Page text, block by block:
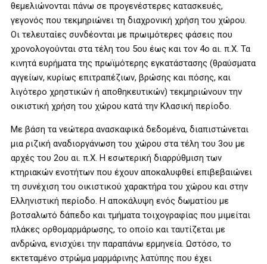
θεμελιώνονται πάνω σε προγενέστερες κατασκευές,
γεγονός που τεκμηριώνει τη διαχρονική χρήση του χώρου.
Οι τελευταίες συνδέονται με πρωιμότερες φάσεις που
χρονολογούνται στα τέλη του 5ου έως και τον 4ο αι. π.Χ. Τα
κινητά ευρήματα της πρωϊμότερης εγκατάστασης (θραύσματα
αγγείων, κυρίως επιτραπέζιων, βρώσης και πόσης, και
λιγότερο χρηστικών ή αποθηκευτικών) τεκμηριώνουν την
οικιστική χρήση του χώρου κατά την Κλασική περίοδο.
Με βάση τα νεώτερα ανασκαφικά δεδομένα, διαπιστώνεται
μια ριζική αναδιοργάνωση του χώρου στα τέλη του 3ου με
αρχές του 2ου αι. π.Χ. Η εσωτερική διαρρύθμιση των
κτηριακών ενοτήτων που έχουν αποκαλυφθεί επιβεβαιώνει
τη συνέχιση του οικιστικού χαρακτήρα του χώρου και στην
Ελληνιστική περίοδο. Η αποκάλυψη ενός δωματίου με
βοτσαλωτό δάπεδο και τμήματα τοιχογραφίας που μιμείται
πλάκες ορθομαρμάρωσης, το οποίο και ταυτίζεται με
ανδρώνα, ενισχύει την παραπάνω ερμηνεία. Ωστόσο, το
εκτεταμένο στρώμα μαρμάρινης λατύπης που έχει